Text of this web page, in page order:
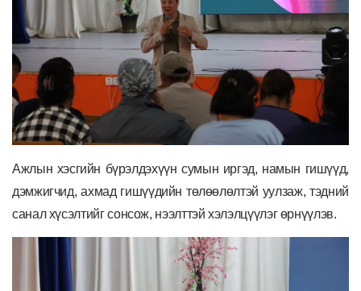
Ажлын хэсгийн бүрэлдэхүүн сумын иргэд, намын гишүүд,
дэмжигчид, ахмад гишүүдийн төлөөлөлтэй уулзаж, тэдний
санал хүсэлтийг сонсож, нээлттэй хэлэлцүүлэг өрнүүлэв.